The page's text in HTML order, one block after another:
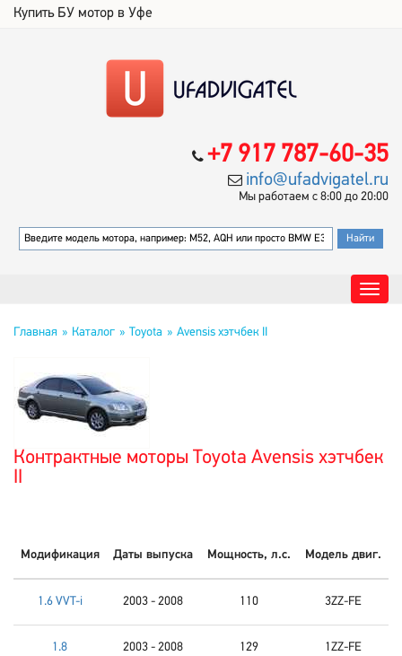
Купить БУ мотор в Уфе
+7 917 787-60-35
info@ufadvigatel.ru
Мы работаем с 8:00 до 20:00
Главная Каталог Toyota Avensis хэтчбек II
Контрактные моторы Toyota Avensis хэтчбек
II
Модификация Даты выпуска Мощность, л.с. Модель двиг.
1.6 VVT-i 2003 - 2008 110 3ZZ-FE
1.8 2003 - 2008 129 1ZZ-FE